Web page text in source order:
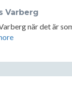
Varberg
när det är